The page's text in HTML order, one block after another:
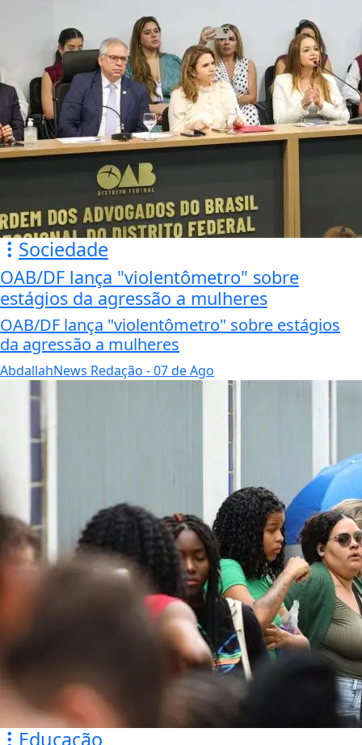
Sociedade
OAB/DF lança "violentômetro" sobre
estágios da agressão a mulheres
OAB/DF lança "violentômetro" sobre estágios
da agressão a mulheres
AbdallahNews Redação - 07 de Ago
Educação